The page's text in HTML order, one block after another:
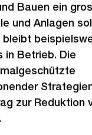
Bauen ein
und Anlagen
in Betrieb. Die
zur Reduktion